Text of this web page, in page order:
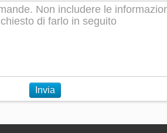
Invia